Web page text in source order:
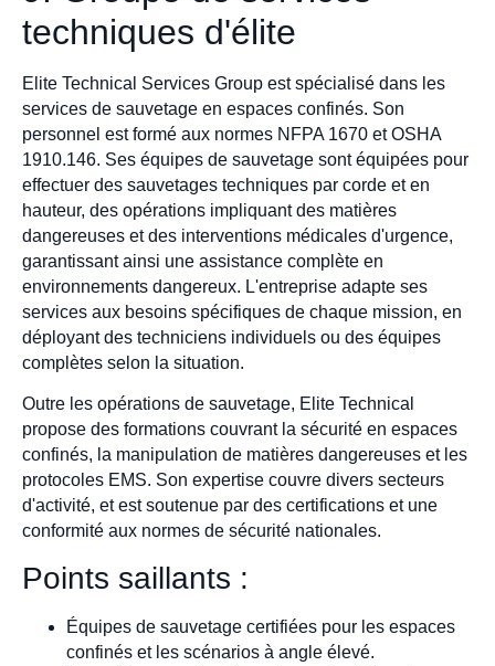
techniques d'élite
Elite Technical Services Group est spécialisé dans les
services de sauvetage en espaces confinés. Son
personnel est formé aux normes NFPA 1670 et OSHA
1910.146. Ses équipes de sauvetage sont équipées pour
effectuer des sauvetages techniques par corde et en
hauteur, des opérations impliquant des matières
dangereuses et des interventions médicales d'urgence,
garantissant ainsi une assistance complète en
environnements dangereux. L'entreprise adapte ses
services aux besoins spécifiques de chaque mission, en
déployant des techniciens individuels ou des équipes
complètes selon la situation.
Outre les opérations de sauvetage, Elite Technical
propose des formations couvrant la sécurité en espaces
confinés, la manipulation de matières dangereuses et les
protocoles EMS. Son expertise couvre divers secteurs
d'activité, et est soutenue par des certifications et une
conformité aux normes de sécurité nationales.
Points saillants :
Équipes de sauvetage certifiées pour les espaces
confinés et les scénarios à angle élevé.